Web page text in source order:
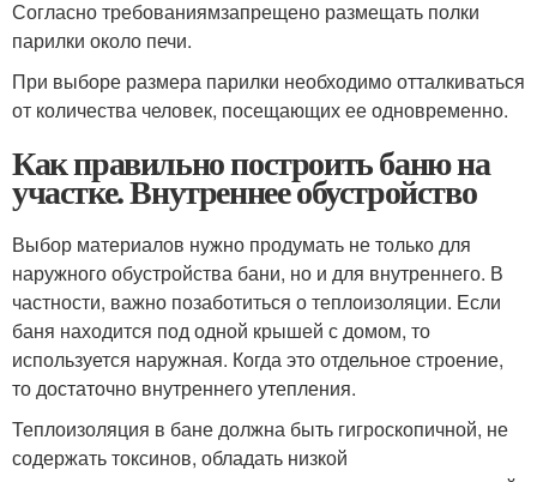
Согласно требованиямзапрещено размещать полки
парилки около печи.
При выборе размера парилки необходимо отталкиваться
от количества человек, посещающих ее одновременно.
Как правильно построить баню на
участке. Внутреннее обустройство
Выбор материалов нужно продумать не только для
наружного обустройства бани, но и для внутреннего. В
частности, важно позаботиться о теплоизоляции. Если
баня находится под одной крышей с домом, то
используется наружная. Когда это отдельное строение,
то достаточно внутреннего утепления.
Теплоизоляция в бане должна быть гигроскопичной, не
содержать токсинов, обладать низкой